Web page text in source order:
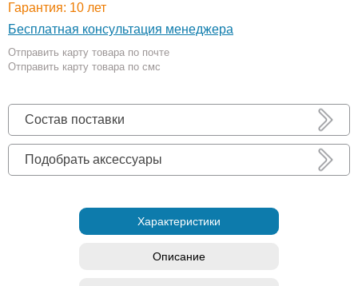
Гарантия: 10 лет
Бесплатная консультация менеджера
Отправить карту товара по почте
Отправить карту товара по смс
Состав поставки
Подобрать аксессуары
Характеристики
Описание